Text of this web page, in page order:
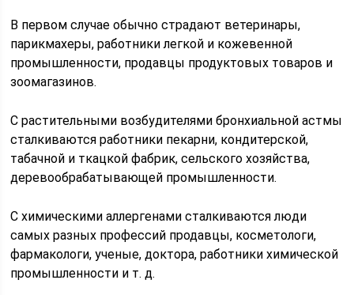
В первом случае обычно страдают ветеринары,
парикмахеры, работники легкой и кожевенной
промышленности, продавцы продуктовых товаров и
зоомагазинов.
С растительными возбудителями бронхиальной астмы
сталкиваются работники пекарни, кондитерской,
табачной и ткацкой фабрик, сельского хозяйства,
деревообрабатывающей промышленности.
С химическими аллергенами сталкиваются люди
самых разных профессий продавцы, косметологи,
фармакологи, ученые, доктора, работники химической
промышленности и т. д.